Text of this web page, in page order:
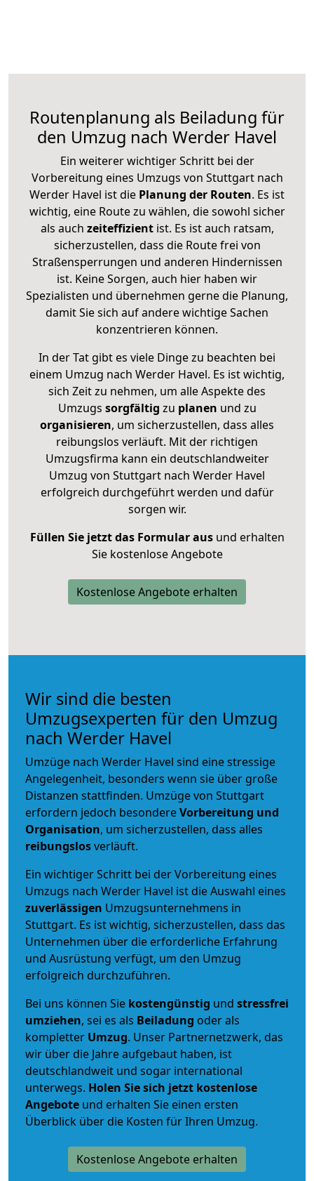
Routenplanung als Beiladung für
den Umzug nach Werder Havel
Ein weiterer wichtiger Schritt bei der
Vorbereitung eines Umzugs von Stuttgart nach
Werder Havel ist die Planung der Routen. Es ist
wichtig, eine Route zu wählen, die sowohl sicher
als auch zeiteffizientist. Es ist auch ratsam,
sicherzustellen, dass die Route frei von
Straßensperrungen und anderen Hindernissen
ist. Keine Sorgen, auch hier haben wir
Spezialisten und übernehmen gerne die Planung,
damit Sie sich auf andere wichtige Sachen
konzentrieren können.
In der Tat gibt es viele Dinge zu beachten bei
einem Umzug nach Werder Havel. Es ist wichtig,
sich Zeit zu nehmen, um alle Aspekte des
Umzugs sorgfältig zu planen und zu
organisieren, um sicherzustellen, dass alles
reibungslos verläuft. Mit der richtigen
Umzugsfirma kann ein deutschlandweiter
Umzug von Stuttgart nach Werder Havel
erfolgreich durchgeführt werden und dafür
sorgen wir.
Füllen Sie jetzt das Formular ausund erhalten
Sie kostenlose Angebote
Kostenlose Angebote erhalten
Wir sind die besten
Umzugsexperten für den Umzug
nach Werder Havel
Umzüge nach Werder Havel sind eine stressige
Angelegenheit, besonders wenn sie über große
Distanzen stattfinden. Umzüge von Stuttgart
erfordern jedoch besondereVorbereitung und
Organisation, um sicherzustellen, dass alles
reibungslosverläuft.
Ein wichtiger Schritt bei der Vorbereitung eines
Umzugs nach Werder Havel ist die Auswahl eines
zuverlässigen Umzugsunternehmens in
Stuttgart. Es ist wichtig, sicherzustellen, dass das
Unternehmen über die erforderliche Erfahrung
und Ausrüstung verfügt, um den Umzug
erfolgreich durchzuführen.
Bei uns können Sie kostengünstig und stressfrei
umziehen, sei es als Beiladung oder als
kompletter Umzug. Unser Partnernetzwerk, das
wir über die Jahre aufgebaut haben, ist
deutschlandweit und sogar international
unterwegs. Holen Sie sich jetzt kostenlose
Angebote und erhalten Sie einen ersten
Überblick über die Kosten für Ihren Umzug.
Kostenlose Angebote erhalten